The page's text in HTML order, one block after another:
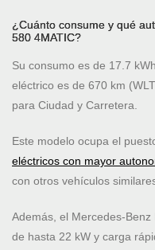
¿Cuánto consume y qué
580 4MATIC?
Su consumo es de 17.7
eléctrico es de 670 km
para Ciudad y Carretera.
Este modelo ocupa el
eléctricos con mayor
con otros vehículos
Además, el Mercedes-
de hasta 22 kW y carga